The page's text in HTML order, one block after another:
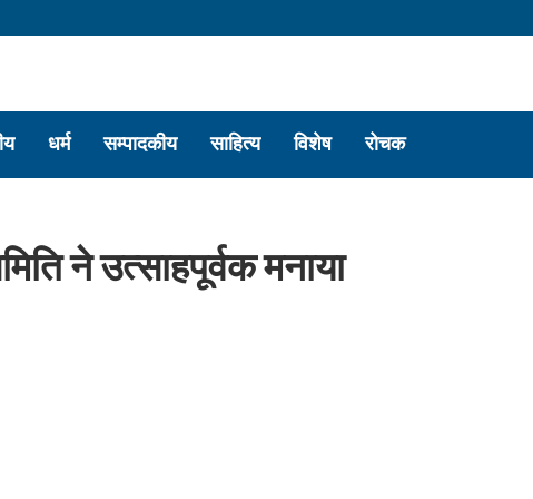
धर्म सम्पादकीय साहित्य विशेष रोचक
ने उत्साहपूर्वक मनाया